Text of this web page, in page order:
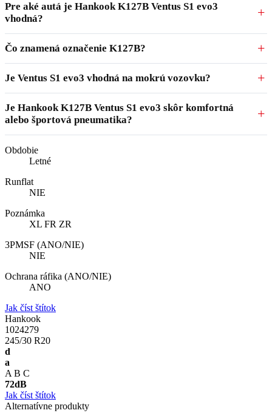
Pre aké autá je Hankook K127B Ventus S1 evo3
vhodná?
Čo znamená označenie K127B?
Je Ventus S1 evo3 vhodná na mokrú vozovku?
Je Hankook K127B Ventus S1 evo3 skôr komfortná
alebo športová pneumatika?
Obdobie
Letné
Runflat
NIE
Poznámka
XL FR ZR
3PMSF (ANO/NIE)
NIE
Ochrana ráfika (ANO/NIE)
ANO
Jak číst štítok
Hankook
1024279
245/30 R20
d
a
A B C
72dB
Jak číst štítok
Alternatívne produkty